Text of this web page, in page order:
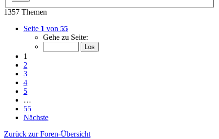
1357 Themen
Seite 1 von 55
Gehe zu Seite:
1
2
3
4
5
…
55
Nächste
Zurück zur Foren-Übersicht